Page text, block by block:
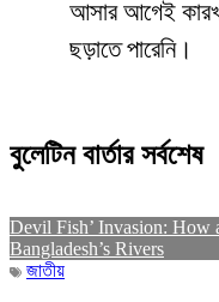
আসার আগেই
ছড়াতে পারেনি।
বুলেটিন বার্তার সর্বশেষ
Devil Fish’ Invasion: How
Bangladesh’s Rivers
জাতীয়